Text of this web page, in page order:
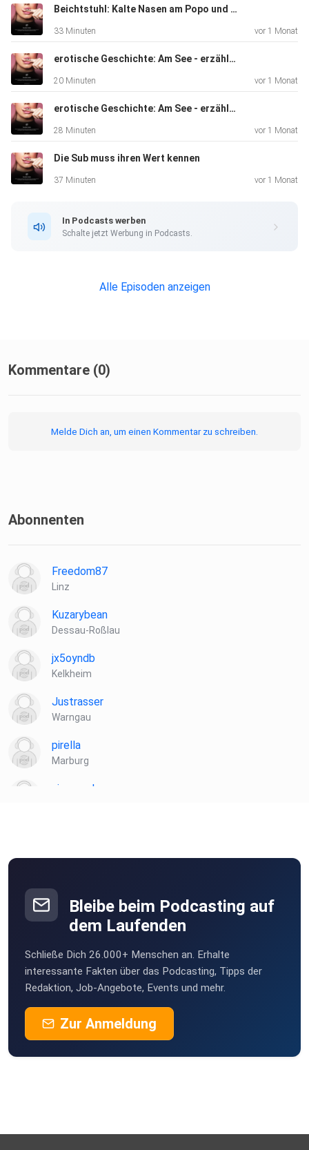
Beichtstuhl: Kalte Nasen am Popo und Erotik im Finanzamt
33 Minuten vor 1 Monat
erotische Geschichte: Am See - erzählt aus der weiblichen Perspektive
20 Minuten vor 1 Monat
erotische Geschichte: Am See - erzählt aus der männlichen Perspektive
28 Minuten vor 1 Monat
Die Sub muss ihren Wert kennen
37 Minuten vor 1 Monat
In Podcasts werben
Schalte jetzt Werbung in Podcasts.
Alle Episoden anzeigen
Kommentare (0)
Melde Dich an, um einen Kommentar zu schreiben.
Abonnenten
Freedom87
Linz
Kuzarybean
Dessau-Roßlau
jx5oyndb
Kelkheim
Justrasser
Warngau
pirella
Marburg
niceaandeasy
Bleibe beim Podcasting auf
dem Laufenden
Schließe Dich 26.000+ Menschen an. Erhalte
interessante Fakten über das Podcasting, Tipps der
Redaktion, Job-Angebote, Events und mehr.
Zur Anmeldung